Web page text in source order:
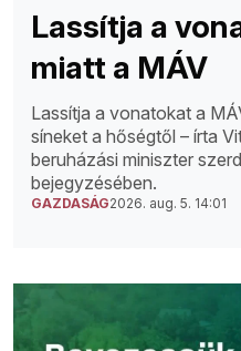
Lassítja a
miatt a MÁV
Lassítja a vonatokat a
síneket a hőségtől – írta
beruházási miniszter
bejegyzésében.
GAZDASÁG2026. aug. 5. 14:01